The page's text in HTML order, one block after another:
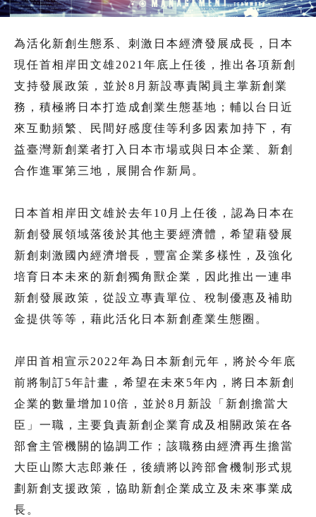
為活化新創生態系、刺激日本經濟發展成長，日本
現任首相岸田文雄2021年底上任後，推出各項新創
支持發展政策，並於8月新設專責閣員主掌新創業
務，積極將日本打造成創業生態基地；輔以台日近
來互動頻繁、民間好感度佳等利多因素加持下，有
益臺灣新創業者打入日本市場或與日本企業、新創
合作進軍第三地，展開合作新局。
日本首相岸田文雄於去年10月上任後，認為日本在
新創發展領域落後於其他主要經濟體，希望藉發展
新創刺激國內經濟增長，豐富企業多樣性，及強化
培育日本未來的新創獨角獸企業，因此推出一連串
新創發展政策，從設立專責單位、稅制優惠及補助
金提供等等，藉此活化日本新創產業生態圈。
岸田首相宣示2022年為日本新創元年，將於今年底
前將制訂5年計畫，希望在未來5年內，將日本新創
企業的數量增加10倍，並於8月新設「新創擔當大
臣」一職，主要負責新創企業育成及相關政策在各
部會主管機關的協調工作；該職務由經濟再生擔當
大臣山際大志郎兼任，後續將以跨部會機制形式規
劃新創支援政策，協助新創企業成立及未來事業成
長。